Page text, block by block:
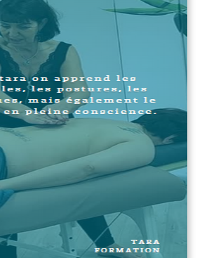
numérique un rapport
présentation, au minimum 20
vos ressentis, les ressentis
ayant reçu la séance, une
se présenter au centre de
convenue pour proposer au
de la formation apprise.
et
à toute personne
de handicap